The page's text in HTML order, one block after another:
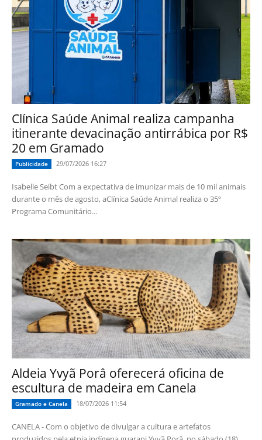
Clínica Saúde Animal realiza campanha
itinerante devacinação antirrábica por R$
20 em Gramado
Publicidade 29/07/2026 16:27
Isabelle Seibt Com a expectativa de imunizar mais de 10 mil animais
durante o mês de agosto, aClínica Saúde Animal realiza o 35º
Programa Comunitário...
Aldeia Yvyã Porâ oferecerá oficina de
escultura de madeira em Canela
Gramado e Canela 18/07/2026 11:54
CANELA - Com o objetivo de divulgar a cultura e artefatos